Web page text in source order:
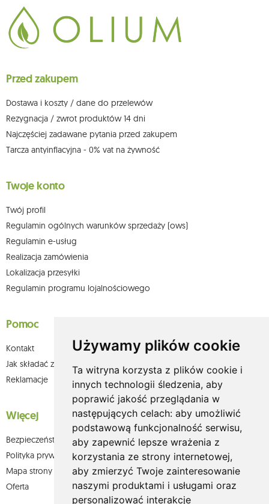
Używamy plików cookie
Ta witryna korzysta z plików cookie i
innych technologii śledzenia, aby
poprawić jakość przeglądania w
następujących celach: aby umożliwić
podstawową funkcjonalność serwisu,
aby zapewnić lepsze wrażenia z
korzystania ze strony internetowej,
aby zmierzyć Twoje zainteresowanie
naszymi produktami i usługami oraz
personalizować interakcje
Dane będą przetwarzane w celu wysyłki newslettera i przechowywane do
chwili rezygnacji z subskrypcji.
Przysługuje Ci prawo do żądania dostępu do swoich danych osobowych,
ich sprostowania, usunięcia, ograniczenia przetwarzania, wniesienia
sprzeciwu wobec przetwarzania swoich danych oraz prawo do
którego dokonano na podstawie zgody przed jej cofnięciem. W tym celu
możesz kontaktować się z działem obsługi klienta Mouton Interactive pod
Więcej informacji: www.mouton.pl/ODO
Przed zakupem
Dostawa i koszty / dane do przelewów
Rezygnacja / zwrot produktów 14 dni
Najczęściej zadawane pytania przed zakupem
Tarcza antyinflacyjna - 0% vat na żywność
Twoje konto
Twój profil
Regulamin ogólnych warunków sprzedaży (ows)
Regulamin e-usług
Realizacja zamówienia
Lokalizacja przesyłki
Regulamin programu lojalnościowego
Pomoc
Kontakt
Jak składać zamówienia w sklepie olium.pl?
Reklamacje
Więcej
Bezpieczeństwo płatności
Polityka prywatności
Mapa strony
Oferta